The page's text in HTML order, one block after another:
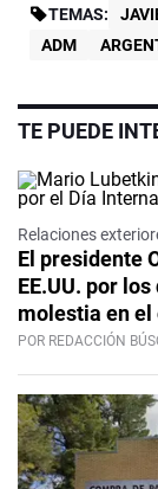
TEMAS:
ADM
TE PUEDE
Relaciones
El presidente
EE.UU. por
molestia en
POR REDACCIÓN